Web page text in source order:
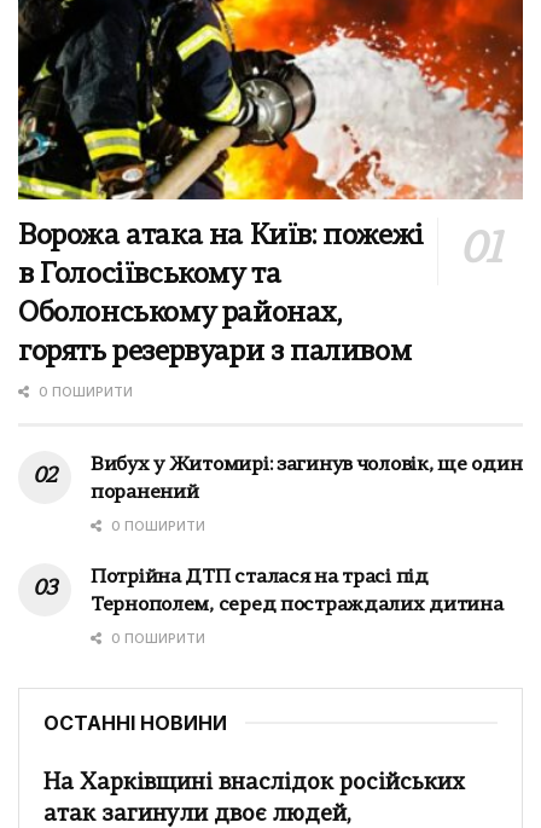
Ворожа атака на Київ: пожежі
в Голосіївському та
Оболонському районах,
горять резервуари з паливом
0 ПОШИРИТИ
Вибух у Житомирі: загинув чоловік, ще один
поранений
0 ПОШИРИТИ
Потрійна ДТП сталася на трасі під
Тернополем, серед постраждалих дитина
0 ПОШИРИТИ
ОСТАННІ НОВИНИ
На Харківщині внаслідок російських
атак загинули двоє людей,